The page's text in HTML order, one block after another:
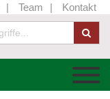
Team Kontakt